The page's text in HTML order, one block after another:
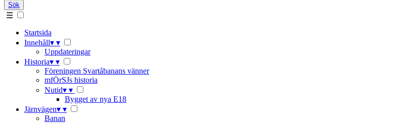
Sök
☰
Startsida
Innehåll▾ ▾
Uppdateringar
Historia▾ ▾
Föreningen Svartåbanans vänner
mfÖrSJs historia
Nutid▾ ▾
Bygget av nya E18
Järnvägen▾ ▾
Banan